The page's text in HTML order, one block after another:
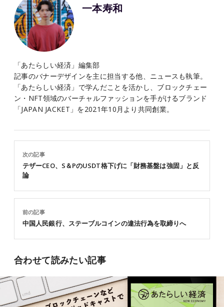
一本寿和
「あたらしい経済」編集部
記事のバナーデザインを主に担当する他、ニュースも執筆。
「あたらしい経済」で学んだことを活かし、ブロックチェー
ン・NFT領域のバーチャルファッションを手がけるブランド
「JAPAN JACKET」を2021年10月より共同創業。
前の記事
中国人民銀行、ステーブルコインの違法行為を取締りへ
次の記事
テザーCEO、S＆PのUSDT格下げに「財務基盤は強固」と反
論
合わせて読みたい記事